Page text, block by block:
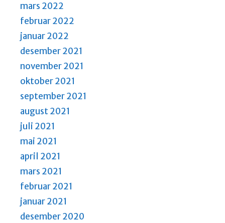
mars 2022
februar 2022
januar 2022
desember 2021
november 2021
oktober 2021
september 2021
august 2021
juli 2021
mai 2021
april 2021
mars 2021
februar 2021
januar 2021
desember 2020